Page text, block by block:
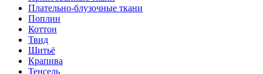
Плательно-блузочные ткани
Поплин
Коттон
Твид
Шитьё
Крапива
Тенсель